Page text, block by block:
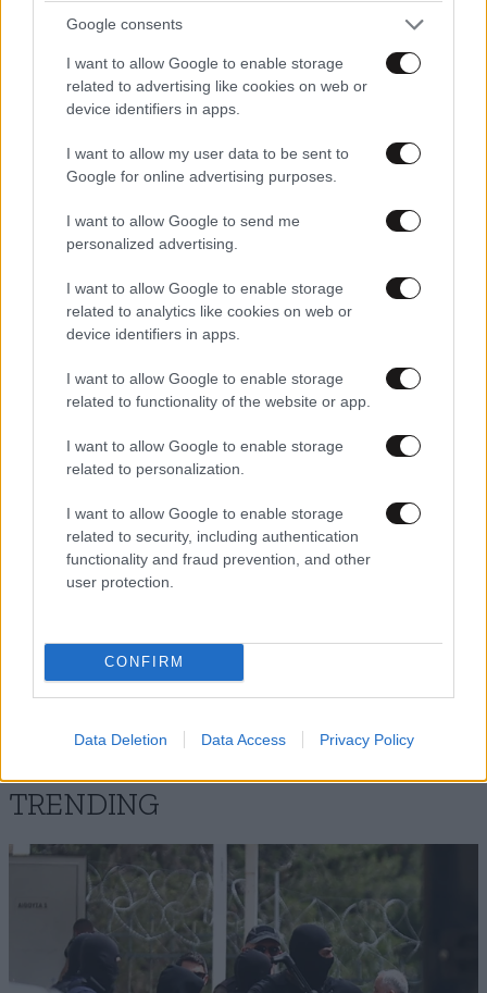
Google consents
I want to allow Google to enable storage
related to advertising like cookies on web or
device identifiers in apps.
I want to allow my user data to be sent to
Google for online advertising purposes.
I want to allow Google to send me
personalized advertising.
I want to allow Google to enable storage
related to analytics like cookies on web or
device identifiers in apps.
I want to allow Google to enable storage
related to functionality of the website or app.
I want to allow Google to enable storage
related to personalization.
I want to allow Google to enable storage
related to security, including authentication
functionality and fraud prevention, and other
user protection.
CONFIRM
Data Deletion Data Access Privacy Policy
ΣΧΌΛΙΑ ΑΝΑΓΝΩΣΤΏΝ
ΠΡΟΣΘΕΣΤΕ ΤΟ ΣΧΟΛΙΟ ΣΑΣ
TRENDING